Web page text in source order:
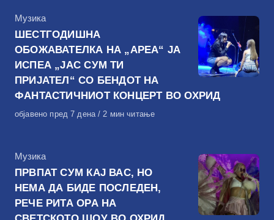
КАтегорија
Музика
ШЕСТГОДИШНА
ОБОЖАВАТЕЛКА НА „АРЕА“ ЈА
ИСПЕА „ЈАС СУМ ТИ
ПРИЈАТЕЛ“ СО БЕНДОТ НА
ФАНТАСТИЧНИОТ КОНЦЕРТ ВО ОХРИД
Објавено
објавено пред 7 дена 2 мин читање
КАтегорија
Музика
ПРВПАТ СУМ КАЈ ВАС, НО
НЕМА ДА БИДЕ ПОСЛЕДЕН,
РЕЧЕ РИТА ОРА НА